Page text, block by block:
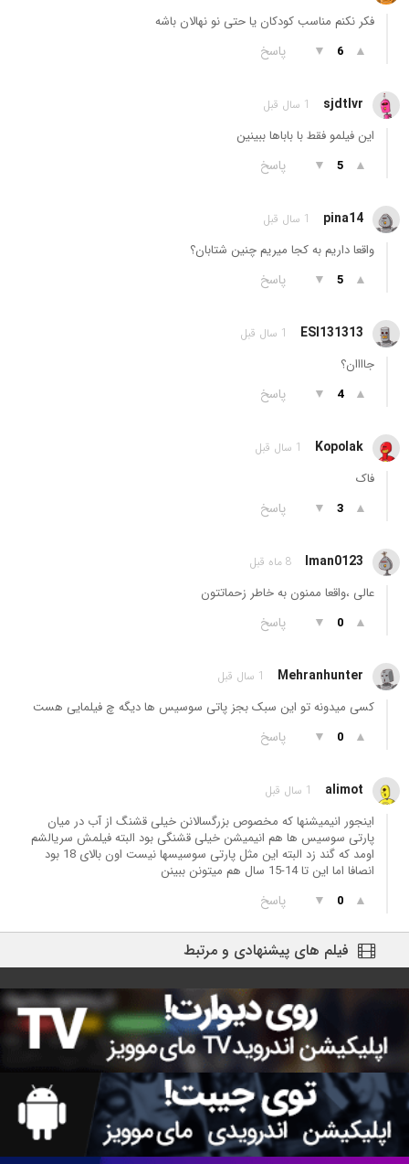
فکر نکنم مناسب کودکان یا حتی نو نهالان باشه
▲
6
▼ پاسخ
sjdtlvr 1 سال قبل
این فیلمو فقط با باباها ببینین
▲
5
▼ پاسخ
pina14 1 سال قبل
واقعا داریم به کجا میریم چنین شتابان؟
▲
5
▼ پاسخ
ESI131313 1 سال قبل
جاااان؟
▲
4
▼ پاسخ
Kopolak 1 سال قبل
فاک
▲
3
▼ پاسخ
Iman0123 8 ماه قبل
عالی ،واقعا ممنون به خاطر زحماتتون
▲
0
▼ پاسخ
Mehranhunter 1 سال قبل
کسی میدونه تو این سبک بجز پاتی سوسیس ها دیگه چ فیلمایی هست
▲
0
▼ پاسخ
alimot 1 سال قبل
اینجور انیمیشنها که مخصوص بزرگسالانن خیلی قشنگ از آب در میان
پارتی سوسیس ها هم انیمیشن خیلی قشنگی بود البته فیلمش سریالشم
اومد که گند زد البته این مثل پارتی سوسیسها نیست اون بالای 18 بود
انصافا اما این تا 14-15 سال هم میتونن ببینن
▲
0
▼ پاسخ
فیلم های پیشنهادی و مرتبط